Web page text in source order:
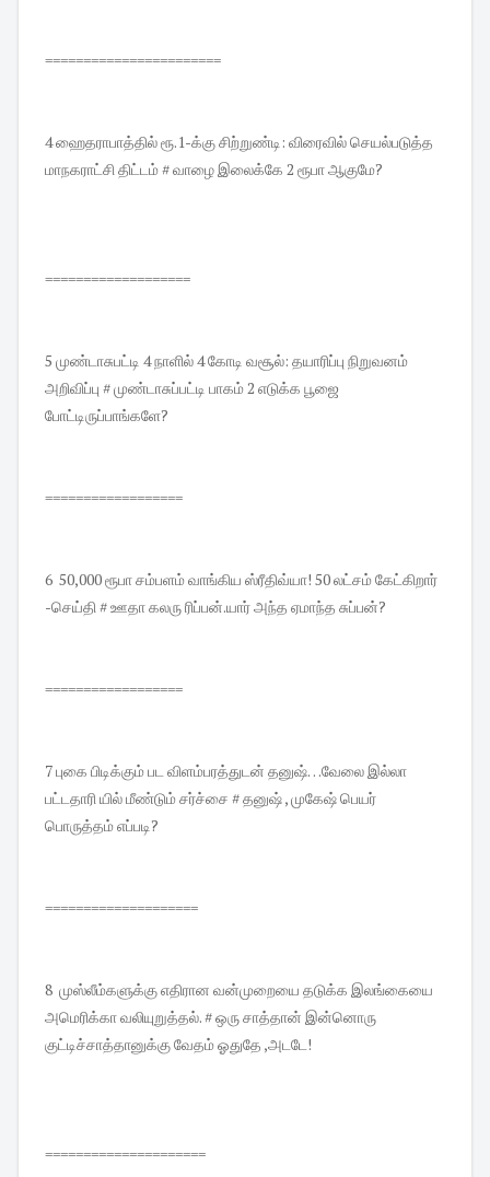
=======================
4 ஹைதராபாத்தில் ரூ.1-க்கு சிற்றுண்டி: விரைவில் செயல்படுத்த
மாநகராட்சி திட்டம் # வாழை இலைக்கே 2 ரூபா ஆகுமே?
===================
5 முண்டாசுபட்டி 4 நாளில் 4 கோடி வசூல்: தயாரிப்பு நிறுவனம்
அறிவிப்பு # முண்டாசுப்பட்டி பாகம் 2 எடுக்க பூஜை
போட்டிருப்பாங்களே?
==================
6 50,000 ரூபா சம்பளம் வாங்கிய ஸ்ரீதிவ்யா! 50 லட்சம் கேட்கிறார்
-செய்தி # ஊதா கலரு ரிப்பன்.யார் அந்த ஏமாந்த சுப்பன்?
==================
7 புகை பிடிக்கும் பட விளம்பரத்துடன் தனுஷ்…வேலை இல்லா
பட்டதாரி யில் மீண்டும் சர்ச்சை # தனுஷ் , முகேஷ் பெயர்
பொருத்தம் எப்படி?
====================
8 முஸ்லீம்களுக்கு எதிரான வன்முறையை தடுக்க இலங்கையை
அமெரிக்கா வலியுறுத்தல். # ஒரு சாத்தான் இன்னொரு
குட்டிச்சாத்தானுக்கு வேதம் ஓதுதே ,அடடே!
=====================